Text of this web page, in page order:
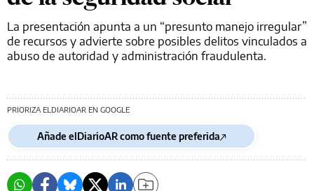
La presentación apunta a un “presunto manejo irregular”
de recursos y advierte sobre posibles delitos vinculados a
abuso de autoridad y administración fraudulenta.
PRIORIZA ELDIARIOAR EN GOOGLE
Añade elDiarioAR como fuente preferida